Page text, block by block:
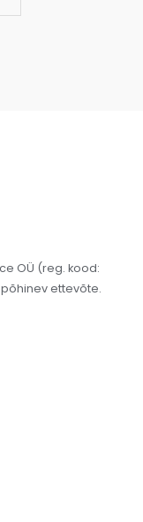
OÜ (reg. kood:
põhinev ettevõte.